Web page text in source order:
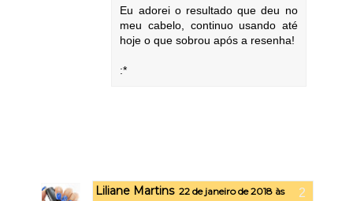
Eu adorei o resultado que deu no
meu cabelo, continuo usando até
hoje o que sobrou após a resenha!
:*
Liliane Martins 22 de janeiro de 2018 às